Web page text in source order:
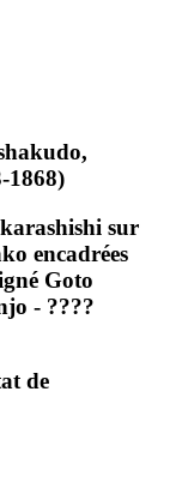
1868)
sur
encadrées
Goto
- ????
de